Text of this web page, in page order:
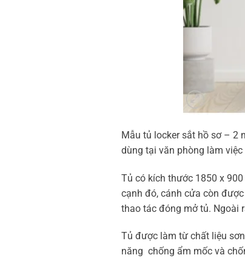
Mẫu tủ locker sắt hồ sơ – 2
dùng tại văn phòng làm
Tủ có kích thước 1850 x
cạnh đó, cánh cửa còn
thao tác đóng mở tủ. Ngoài
Tủ được làm từ chất liệu
năng chống ẩm mốc và